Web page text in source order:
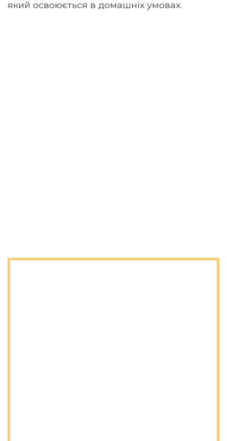
який освоюється в домашніх умовах.